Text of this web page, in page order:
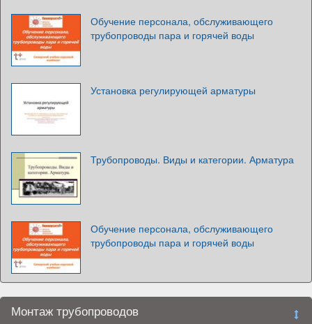
Обучение персонала, обслуживающего
трубопроводы пара и горячей воды
Установка регулирующей арматуры
Трубопроводы. Виды и категории. Арматура
Обучение персонала, обслуживающего
трубопроводы пара и горячей воды
Монтаж трубопроводов